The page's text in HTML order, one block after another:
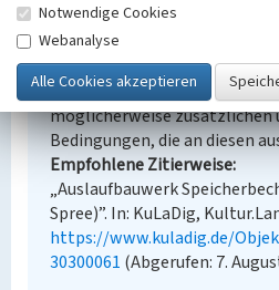
Urheberrechtlicher Hinweis
Der hier präsentierte Inhalt
Lizenz CC BY-NC 4.0
kommerziell). Die
möglicherweise
Bedingungen, die an diesen
Empfohlene Zitierweise
„Auslaufbauwerk
Spree)”. In: KuLaDig,
https://www.kuladig.de/
30300061 (Abgerufen: 7.
Notwendige Cookies
Webanalyse